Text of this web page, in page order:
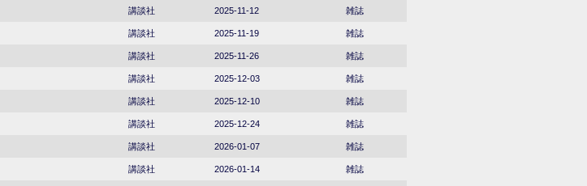
講談社 2025-11-12 雑誌
講談社 2025-11-19 雑誌
講談社 2025-11-26 雑誌
講談社 2025-12-03 雑誌
講談社 2025-12-10 雑誌
講談社 2025-12-24 雑誌
講談社 2026-01-07 雑誌
講談社 2026-01-14 雑誌